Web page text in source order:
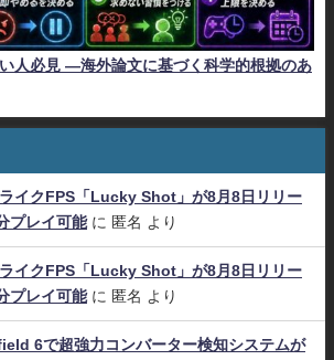
人必見 ―海外論文に基づく科学的根拠のあ
ライクFPS「Lucky Shot」が8月8日リリー
プレイ可能に 匿名 より
ライクFPS「Lucky Shot」が8月8日リリー
プレイ可能に 匿名 より
6で超強力コンバーター検知システムが